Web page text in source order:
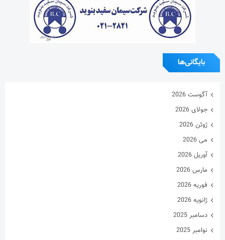
دسامبر 2025
سپتامبر 2025
جولای 2025
ژوئن 2025
می 2025
آوریل 2025
مارس 2025
فوریه 2025
ژانویه 2025
دسامبر 2024
نوامبر 2024
اکتبر 2024